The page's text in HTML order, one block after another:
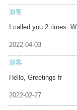
游客
I called you 2 times. W
2022-04-03
游客
Hello, Greetings fr
2022-02-27